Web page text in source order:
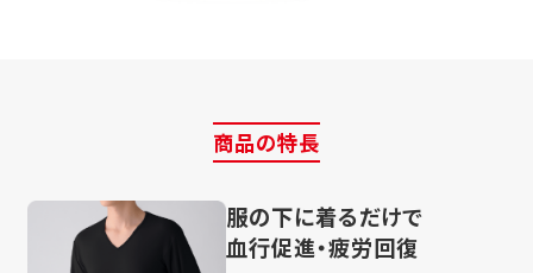
商品の特長
服の下に着るだけで
血行促進・疲労回復